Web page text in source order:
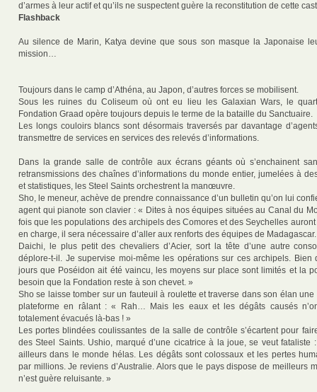
d’armes à leur actif et qu’ils ne suspectent guère la reconstitution de cette
Flashback
Au silence de Marin, Katya devine que sous son masque la Japonaise
mission…
Toujours dans le camp d’Athéna, au Japon, d’autres forces se mobilisent.
Sous les ruines du Coliseum où ont eu lieu les Galaxian Wars, le
Fondation Graad opère toujours depuis le terme de la bataille du Sanctuaire.
Les longs couloirs blancs sont désormais traversés par davantage
transmettre de services en services des relevés d’informations.
Dans la grande salle de contrôle aux écrans géants où s’enchainent
retransmissions des chaînes d’informations du monde entier, jumelées à
et statistiques, les Steel Saints orchestrent la manœuvre.
Sho, le meneur, achève de prendre connaissance d’un bulletin qu’on lui
agent qui pianote son clavier : « Dites à nos équipes situées au Canal du
fois que les populations des archipels des Comores et des Seychelles auront
en charge, il sera nécessaire d’aller aux renforts des équipes de
Daichi, le plus petit des chevaliers d’Acier, sort la tête d’une autre
déplore-t-il. Je supervise moi-même les opérations sur ces archipels. Bien
jours que Poséidon ait été vaincu, les moyens sur place sont limités et la
besoin que la Fondation reste à son chevet. »
Sho se laisse tomber sur un fauteuil à roulette et traverse dans son élan
plateforme en râlant : « Rah… Mais les eaux et les dégâts causés
totalement évacués là-bas ! »
Les portes blindées coulissantes de la salle de contrôle s’écartent pour
des Steel Saints. Ushio, marqué d’une cicatrice à la joue, se veut fataliste
ailleurs dans le monde hélas. Les dégâts sont colossaux et les pertes
par millions. Je reviens d’Australie. Alors que le pays dispose de meilleurs
n’est guère reluisante. »